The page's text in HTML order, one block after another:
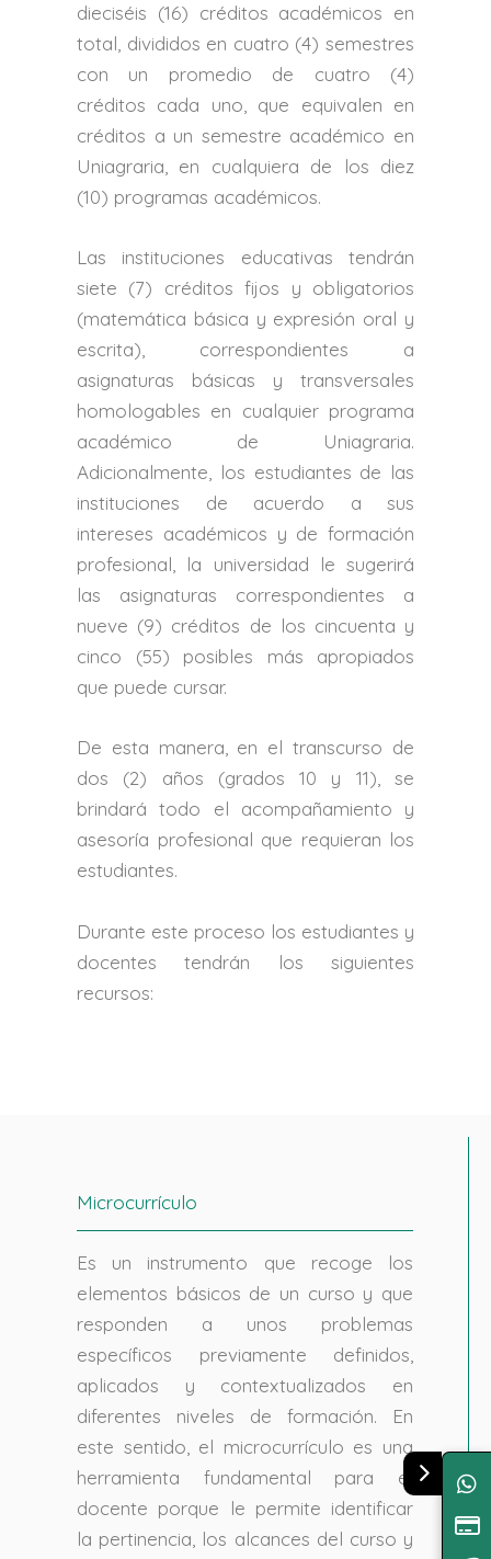
dieciséis (16) créditos académicos en
total, divididos en cuatro (4) semestres
con un promedio de cuatro (4)
créditos cada uno, que equivalen en
créditos a un semestre académico en
Uniagraria, en cualquiera de los diez
(10) programas académicos.
Las instituciones educativas tendrán
siete (7) créditos fijos y obligatorios
(matemática básica y expresión oral y
escrita), correspondientes a
asignaturas básicas y transversales
homologables en cualquier programa
académico de Uniagraria.
Adicionalmente, los estudiantes de las
instituciones de acuerdo a sus
intereses académicos y de formación
profesional, la universidad le sugerirá
las asignaturas correspondientes a
nueve (9) créditos de los cincuenta y
cinco (55) posibles más apropiados
que puede cursar.
De esta manera, en el transcurso de
dos (2) años (grados 10 y 11), se
brindará todo el acompañamiento y
asesoría profesional que requieran los
estudiantes.
Durante este proceso los estudiantes y
docentes tendrán los siguientes
recursos:
Microcurrículo
Es un instrumento que recoge los
elementos básicos de un curso y que
responden a unos problemas
específicos previamente definidos,
aplicados y contextualizados en
diferentes niveles de formación. En
este sentido, el microcurrículo es una
herramienta fundamental para el
docente porque le permite identificar
la pertinencia, los alcances del curso y